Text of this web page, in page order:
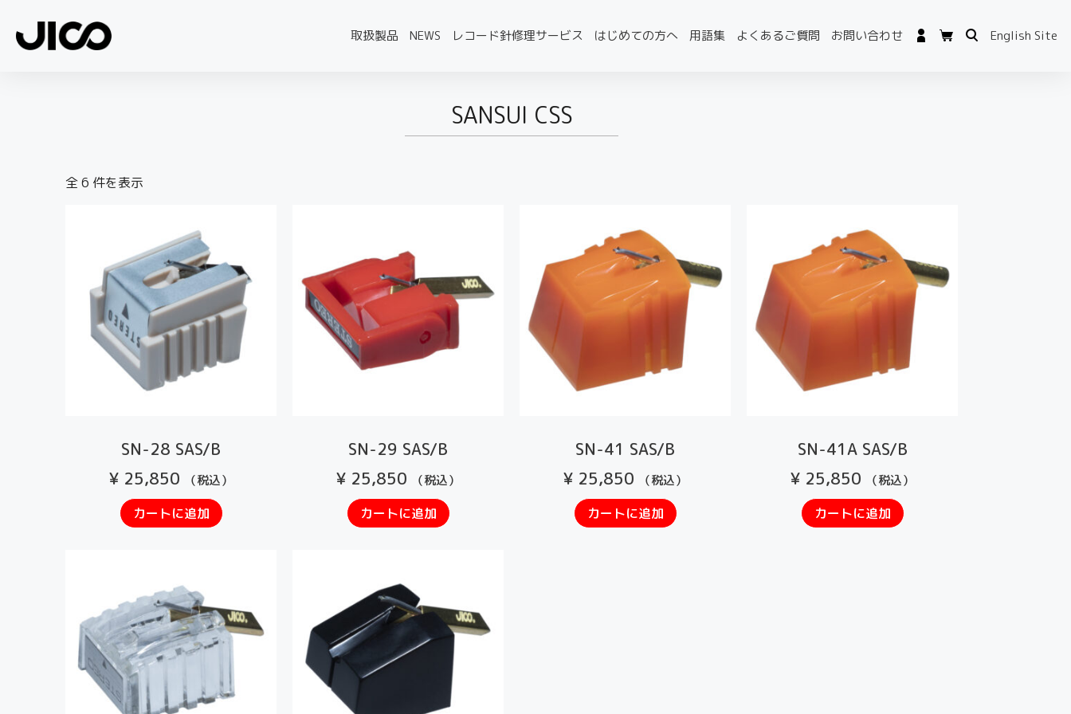
取扱製品 NEWS レコード針修理サービス はじめての方へ 用語集 よくあるご質問 お問い合わせ English Site
SANSUI CSS
全 6 件を表示
SN-28 SAS/B
¥ 25,850 （税込）
カートに追加
SN-29 SAS/B
¥ 25,850 （税込）
カートに追加
SN-41 SAS/B
¥ 25,850 （税込）
カートに追加
SN-41A SAS/B
¥ 25,850 （税込）
カートに追加